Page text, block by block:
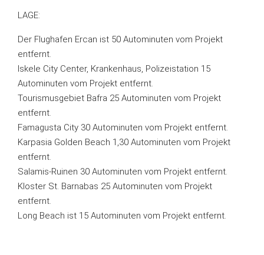
LAGE:
Der Flughafen Ercan ist 50 Autominuten vom Projekt
entfernt.
Iskele City Center, Krankenhaus, Polizeistation 15
Autominuten vom Projekt entfernt.
Tourismusgebiet Bafra 25 Autominuten vom Projekt
entfernt.
Famagusta City 30 Autominuten vom Projekt entfernt.
Karpasia Golden Beach 1,30 Autominuten vom Projekt
entfernt.
Salamis-Ruinen 30 Autominuten vom Projekt entfernt.
Kloster St. Barnabas 25 Autominuten vom Projekt
entfernt.
Long Beach ist 15 Autominuten vom Projekt entfernt.